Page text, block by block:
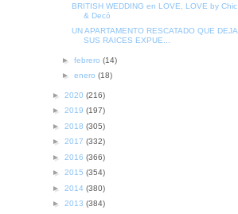
BRITISH WEDDING en LOVE, LOVE by Chic
& Decó
UN APARTAMENTO RESCATADO QUE DEJA
SUS RAICES EXPUE...
► febrero (14)
► enero (18)
► 2020 (216)
► 2019 (197)
► 2018 (305)
► 2017 (332)
► 2016 (366)
► 2015 (354)
► 2014 (380)
► 2013 (384)